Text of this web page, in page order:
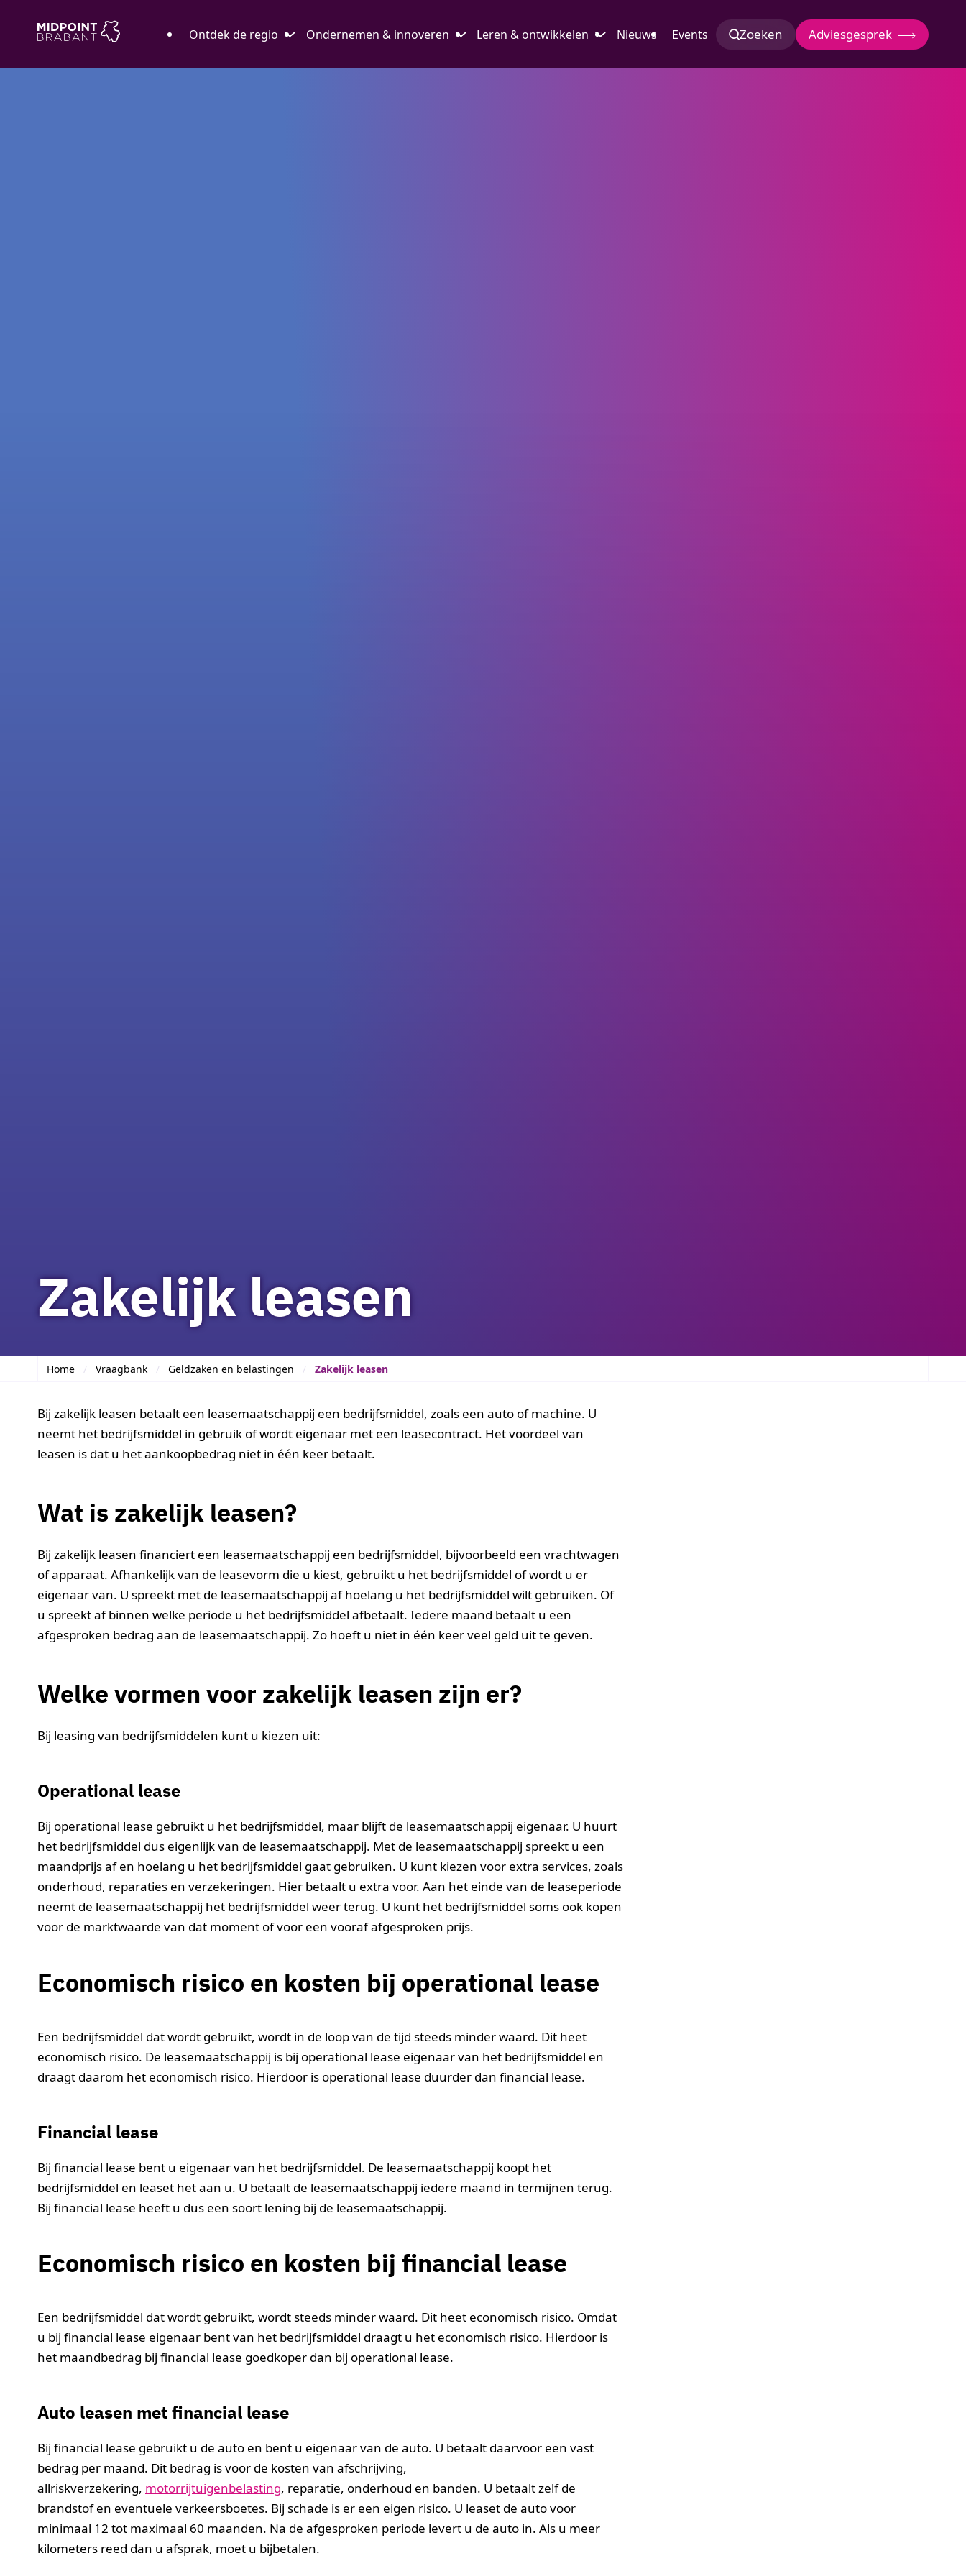
Ontdek de regio Ondernemen & innoveren Leren & ontwikkelen Nieuws Events Zoeken Adviesgesprek
Zakelijk leasen
Home Vraagbank Geldzaken en belastingen Zakelijk leasen
Bij zakelijk leasen betaalt een leasemaatschappij een bedrijfsmiddel, zoals een auto of machine. U
neemt het bedrijfsmiddel in gebruik of wordt eigenaar met een leasecontract. Het voordeel van
leasen is dat u het aankoopbedrag niet in één keer betaalt.
Wat is zakelijk leasen?
Bij zakelijk leasen financiert een leasemaatschappij een bedrijfsmiddel, bijvoorbeeld een vrachtwagen
of apparaat. Afhankelijk van de leasevorm die u kiest, gebruikt u het bedrijfsmiddel of wordt u er
eigenaar van. U spreekt met de leasemaatschappij af hoelang u het bedrijfsmiddel wilt gebruiken. Of
u spreekt af binnen welke periode u het bedrijfsmiddel afbetaalt. Iedere maand betaalt u een
afgesproken bedrag aan de leasemaatschappij. Zo hoeft u niet in één keer veel geld uit te geven.
Welke vormen voor zakelijk leasen zijn er?
Bij leasing van bedrijfsmiddelen kunt u kiezen uit:
Operational lease
Bij operational lease gebruikt u het bedrijfsmiddel, maar blijft de leasemaatschappij eigenaar. U huurt
het bedrijfsmiddel dus eigenlijk van de leasemaatschappij. Met de leasemaatschappij spreekt u een
maandprijs af en hoelang u het bedrijfsmiddel gaat gebruiken. U kunt kiezen voor extra services, zoals
onderhoud, reparaties en verzekeringen. Hier betaalt u extra voor. Aan het einde van de leaseperiode
neemt de leasemaatschappij het bedrijfsmiddel weer terug. U kunt het bedrijfsmiddel soms ook kopen
voor de marktwaarde van dat moment of voor een vooraf afgesproken prijs.
Economisch risico en kosten bij operational lease
Een bedrijfsmiddel dat wordt gebruikt, wordt in de loop van de tijd steeds minder waard. Dit heet
economisch risico. De leasemaatschappij is bij operational lease eigenaar van het bedrijfsmiddel en
draagt daarom het economisch risico. Hierdoor is operational lease duurder dan financial lease.
Financial lease
Bij financial lease bent u eigenaar van het bedrijfsmiddel. De leasemaatschappij koopt het
bedrijfsmiddel en leaset het aan u. U betaalt de leasemaatschappij iedere maand in termijnen terug.
Bij financial lease heeft u dus een soort lening bij de leasemaatschappij.
Economisch risico en kosten bij financial lease
Een bedrijfsmiddel dat wordt gebruikt, wordt steeds minder waard. Dit heet economisch risico. Omdat
u bij financial lease eigenaar bent van het bedrijfsmiddel draagt u het economisch risico. Hierdoor is
het maandbedrag bij financial lease goedkoper dan bij operational lease.
Auto leasen met financial lease
Bij financial lease gebruikt u de auto en bent u eigenaar van de auto. U betaalt daarvoor een vast
bedrag per maand. Dit bedrag is voor de kosten van afschrijving,
allriskverzekering, motorrijtuigenbelasting, reparatie, onderhoud en banden. U betaalt zelf de
brandstof en eventuele verkeersboetes. Bij schade is er een eigen risico. U leaset de auto voor
minimaal 12 tot maximaal 60 maanden. Na de afgesproken periode levert u de auto in. Als u meer
kilometers reed dan u afsprak, moet u bijbetalen.